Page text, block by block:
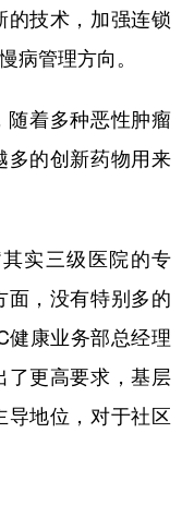
的技术，加强连锁
病管理方向。
着多种恶性肿瘤
多的创新药物用来
实三级医院的专
面，没有特别多的
健康业务部总经理
了更高要求，基层
导地位，对于社区